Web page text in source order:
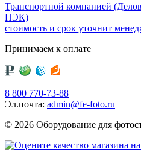
Транспортной компанией
ПЭК)
стоимость и срок уточнит
Принимаем к оплате
8 800 770-73-88
Эл.почта: admin@fe-foto.ru
© 2026 Оборудование для